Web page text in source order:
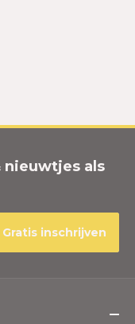
nieuwtjes als
Gratis inschrijven